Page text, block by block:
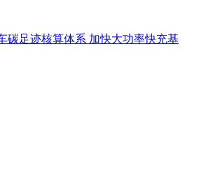
碳足迹核算体系 加快大功率快充基